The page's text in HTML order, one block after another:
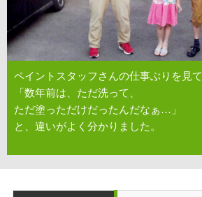
ペイントスタッフさんの仕事ぶりを見て
「数年前は、ただ洗って、
ただ塗っただけだったんだなぁ…」
と、違いがよく分かりました。